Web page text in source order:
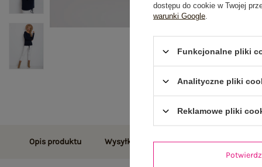
Opis produktu Wysyłka i dostawa Zwroty i
dostępu do cookie w Twojej
warunki Google
Funkcjonalne pliki
Analityczne pliki
Reklamowe pliki